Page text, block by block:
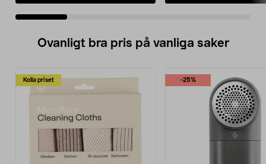
Ovanligt bra pris på vanliga saker
Kolla priset -25%